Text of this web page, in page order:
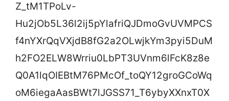
Z_tM1TPoLv-
Hu2jOb5L36l2ij5pYlafriQJDmoGvUVMPCS
f4nYXrQqVXjdB8fG2a2OLwjkYm3pyi5DuM
h2FO2ELW8Wrriu0LbPT3UVnm6lFcK8z8e
Q0A1lqOIEBtM76PMcOf_toQY12groGCoWq
oM6iegaAasBWt7lJGSS71_T6ybyXXnxT0X